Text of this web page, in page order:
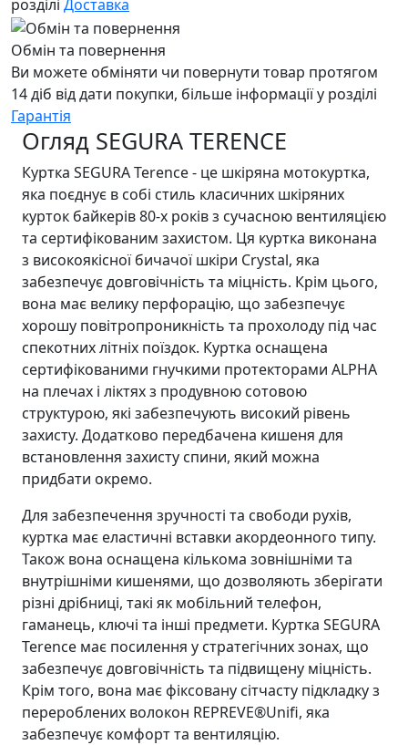
розділі Доставка
Обмін та повернення
Ви можете обміняти чи повернути товар протягом
14 діб від дати покупки, більше інформації у розділі
Гарантія
Огляд SEGURA TERENCE
Куртка SEGURA Terence - це шкіряна мотокуртка,
яка поєднує в собі стиль класичних шкіряних
курток байкерів 80-х років з сучасною вентиляцією
та сертифікованим захистом. Ця куртка виконана
з високоякісної бичачої шкіри Crystal, яка
забезпечує довговічність та міцність. Крім цього,
вона має велику перфорацію, що забезпечує
хорошу повітропроникність та прохолоду під час
спекотних літніх поїздок. Куртка оснащена
сертифікованими гнучкими протекторами ALPHA
на плечах і ліктях з продувною сотовою
структурою, які забезпечують високий рівень
захисту. Додатково передбачена кишеня для
встановлення захисту спини, який можна
придбати окремо.
Для забезпечення зручності та свободи рухів,
куртка має еластичні вставки акордеонного типу.
Також вона оснащена кількома зовнішніми та
внутрішніми кишенями, що дозволяють зберігати
різні дрібниці, такі як мобільний телефон,
гаманець, ключі та інші предмети. Куртка SEGURA
Terence має посилення у стратегічних зонах, що
забезпечує довговічність та підвищену міцність.
Крім того, вона має фіксовану сітчасту підкладку з
перероблених волокон REPREVE®Unifi, яка
забезпечує комфорт та вентиляцію.